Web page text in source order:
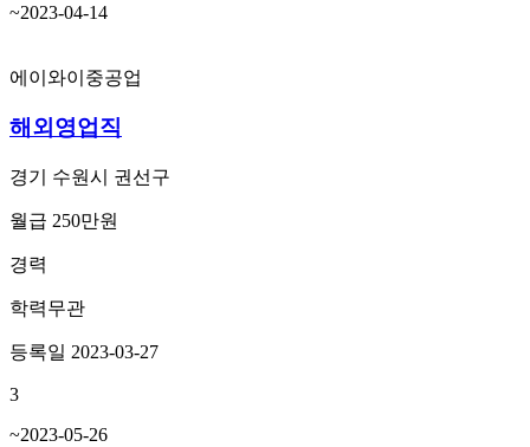
~2023-04-14
에이와이중공업
해외영업직
경기 수원시 권선구
월급 250만원
경력
학력무관
등록일 2023-03-27
3
~2023-05-26